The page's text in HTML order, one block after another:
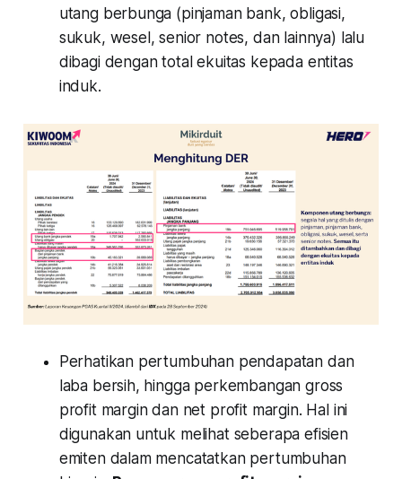
utang berbunga (pinjaman bank, obligasi,
sukuk, wesel, senior notes, dan lainnya) lalu
dibagi dengan total ekuitas kepada entitas
induk.
Perhatikan pertumbuhan pendapatan dan
laba bersih, hingga perkembangan gross
profit margin dan net profit margin. Hal ini
digunakan untuk melihat seberapa efisien
emiten dalam mencatatkan pertumbuhan